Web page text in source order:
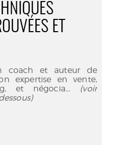
ET
coach et auteur de
expertise en vente,
et négocia... (voir